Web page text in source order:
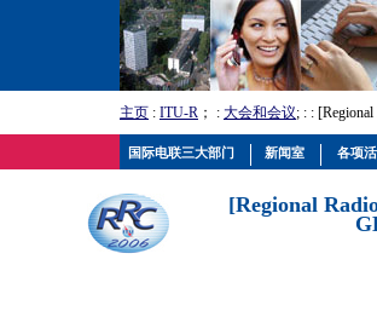
主页 : ITU-R ； : 大会和会议; : :
[Regional
国际电联三大部门 新闻室 各项